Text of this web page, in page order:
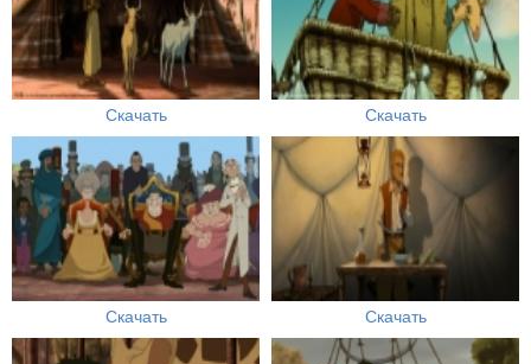
Скачать Скачать
Скачать Скачать